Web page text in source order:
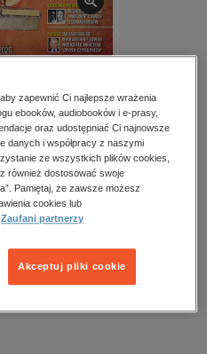
PDF Dostęp online PDF
zapewnić Ci najlepsze wrażenia
ebooków, audiobooków i e-prasy,
oraz udostępniać Ci najnowsze
danych i współpracy z naszymi
ze wszystkich plików cookies,
również dostosować swoje
Pamiętaj, że zawsze możesz
cookies lub
Zaufani partnerzy
Akceptuj pliki cookie